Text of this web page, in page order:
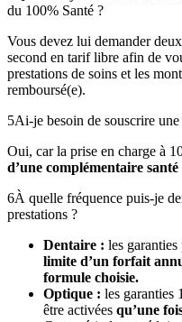
du 100% Santé ?
Vous devez lui demander
second en tarif libre afin de
prestations de soins et les
remboursé(e).
5Ai-je besoin de souscrire
Oui, car la prise en charge à
d’une complémentaire
6À quelle fréquence puis-je
prestations ?
Dentaire : les
limite d’un forfait
formule choisie.
Optique : les garanties
être activées qu’une